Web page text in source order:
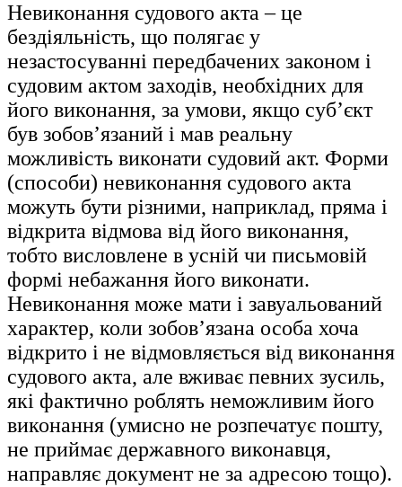
Невиконання судового акта – це
бездіяльність, що полягає у
незастосуванні передбачених законом і
судовим актом заходів, необхідних для
його виконання, за умови, якщо суб’єкт
був зобов’язаний і мав реальну
можливість виконати судовий акт. Форми
(способи) невиконання судового акта
можуть бути різними, наприклад, пряма і
відкрита відмова від його виконання,
тобто висловлене в усній чи письмовій
формі небажання його виконати.
Невиконання може мати і завуальований
характер, коли зобов’язана особа хоча
відкрито і не відмовляється від виконання
судового акта, але вживає певних зусиль,
які фактично роблять неможливим його
виконання (умисно не розпечатує пошту,
не приймає державного виконавця,
направляє документ не за адресою тощо).